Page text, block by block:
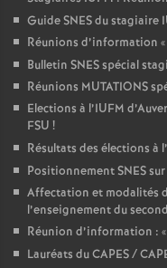
Guide SNES du stagiaire
Réunions d’information «
Bulletin SNES spécial
Réunions MUTATIONS
Elections à l’IUFM
FSU !
Résultats des élections à
Positionnement SNES
Affectation et modalités
l’enseignement du
Réunion d’information : «
Lauréats du CAPES /